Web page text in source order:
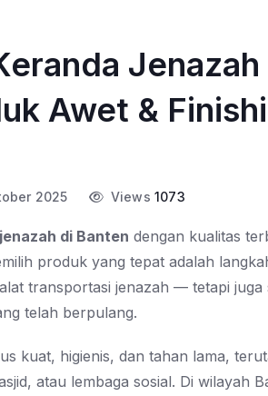
Jenazah
Awet &
2025 Views 1073
di Banten dengan kualitas
produk yang tepat adalah
transportasi jenazah — tetapi juga
telah berpulang.
kuat, higienis, dan tahan lama,
atau lembaga sosial. Di wilayah